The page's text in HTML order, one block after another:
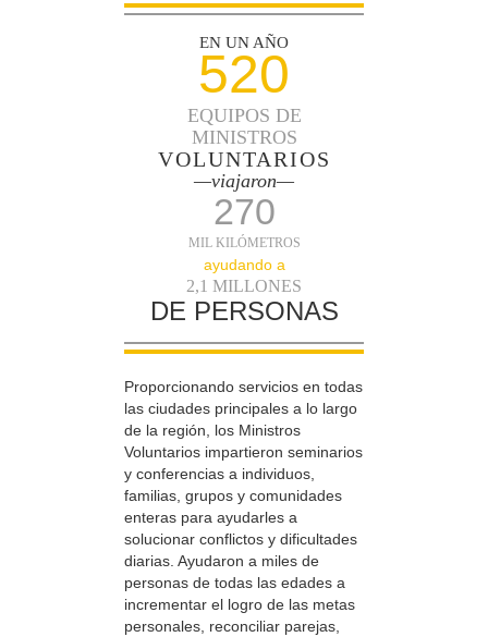
EN UN AÑO
520
EQUIPOS DE
MINISTROS
VOLUNTARIOS
—viajaron—
270
MIL KILÓMETROS
ayudando a
2,1 MILLONES
DE PERSONAS
Proporcionando servicios en todas
las ciudades principales a lo largo
de la región, los Ministros
Voluntarios impartieron seminarios
y conferencias a individuos,
familias, grupos y comunidades
enteras para ayudarles a
solucionar conflictos y dificultades
diarias. Ayudaron a miles de
personas de todas las edades a
incrementar el logro de las metas
personales, reconciliar parejas,